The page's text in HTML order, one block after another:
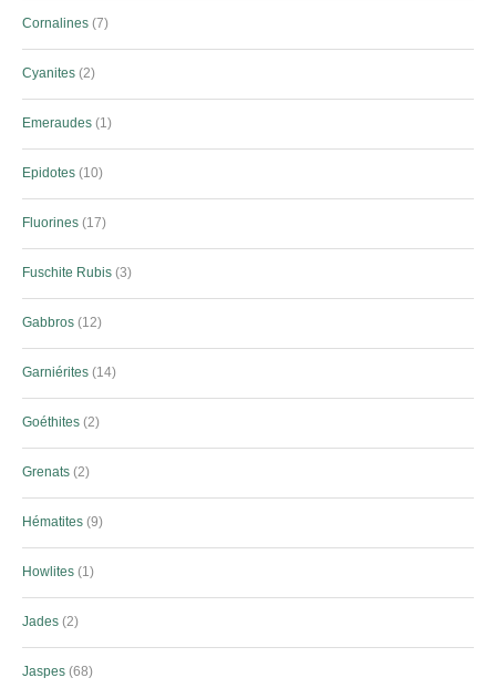
Cornalines 7
Cyanites 2
Emeraudes 1
Epidotes 10
Fluorines 17
Fuschite Rubis 3
Gabbros 12
Garniérites 14
Goéthites 2
Grenats 2
Hématites 9
Howlites 1
Jades 2
Jaspes 68